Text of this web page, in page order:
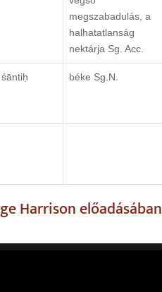
megszabadulás, a
halhatatlanság
nektárja Sg. Acc.
śāntiḥ béke Sg.N.
Harrison előadásában